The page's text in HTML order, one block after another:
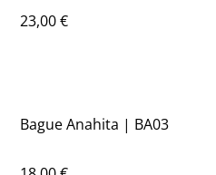
23,00 €
Bague Anahita | BA03